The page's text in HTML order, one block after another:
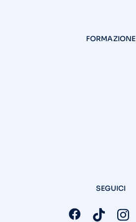
FORMAZIONE
SEGUICI